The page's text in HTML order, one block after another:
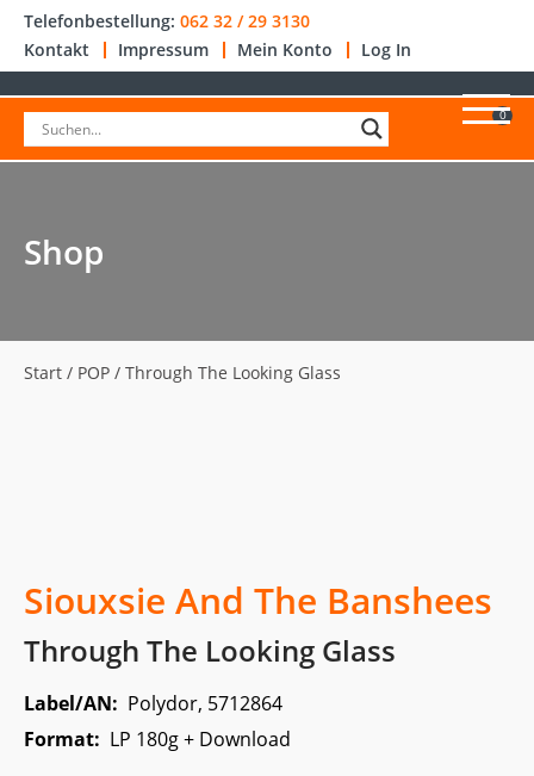
Telefonbestellung: 062 32 / 29 3130
Kontakt
Impressum Mein Konto Log In
0
Shop
Start / POP / Through The Looking Glass
Siouxsie And The Banshees
Through The Looking Glass
Label/AN: Polydor, 5712864
Format: LP 180g + Download